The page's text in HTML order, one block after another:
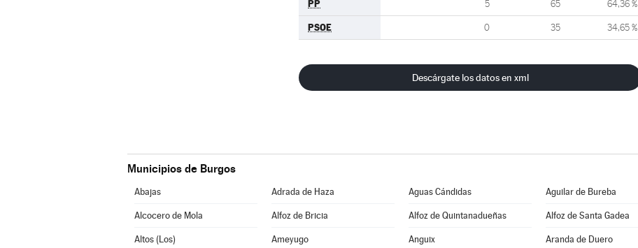
PP 5 65 64,36 %
PSOE 0 35 34,65 %
Descárgate los datos en xml
Municipios de Burgos
Abajas Adrada de Haza Aguas Cándidas Aguilar de Bureba
Alcocero de Mola Alfoz de Bricia Alfoz de Quintanadueñas Alfoz de Santa Gadea
Altos (Los) Ameyugo Anguix Aranda de Duero